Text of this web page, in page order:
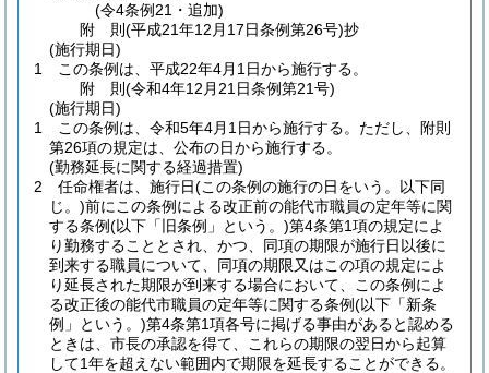
(令4条例21・追加)
附 則(平成21年12月17日条例第26号)抄
(施行期日)
1
この条例は、平成22年4月1日から施行する。
附 則(令和4年12月21日条例第21号)
(施行期日)
1
この条例は、令和5年4月1日から施行する。 ただし、附則
第26項の規定は、公布の日から施行する。
(勤務延長に関する経過措置)
2
任命権者は、施行日(この条例の施行の日をいう。以下同
じ。)前にこの条例による改正前の能代市職員の定年等に関
する条例(以下「旧条例」という。)第4条第1項の規定によ
り勤務することとされ、かつ、同項の期限が施行日以後に
到来する職員について、同項の期限又はこの項の規定によ
り延長された期限が到来する場合において、この条例によ
る改正後の能代市職員の定年等に関する条例(以下「新条
例」という。)第4条第1項各号に掲げる事由があると認める
ときは、市長の承認を得て、これらの期限の翌日から起算
して1年を超えない範囲内で期限を延長することができる。